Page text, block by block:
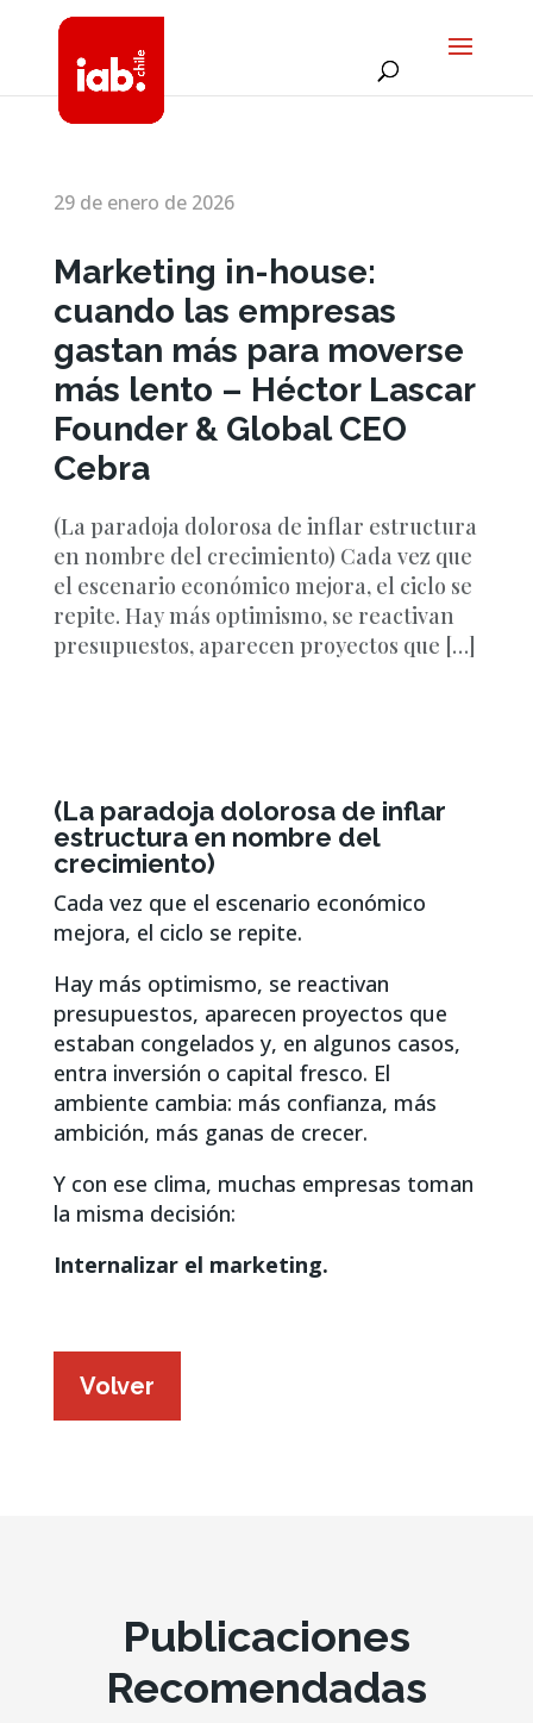
29 de enero de 2026
Marketing in-house:
cuando las empresas
gastan más para moverse
más lento – Héctor Lascar
Founder & Global CEO
Cebra
(La paradoja dolorosa de inflar estructura
en nombre del crecimiento) Cada vez que
el escenario económico mejora, el ciclo se
repite. Hay más optimismo, se reactivan
presupuestos, aparecen proyectos que […]
(La paradoja dolorosa de inflar
estructura en nombre del
crecimiento)
Cada vez que el escenario económico
mejora, el ciclo se repite.
Hay más optimismo, se reactivan
presupuestos, aparecen proyectos que
estaban congelados y, en algunos casos,
entra inversión o capital fresco. El
ambiente cambia: más confianza, más
ambición, más ganas de crecer.
Y con ese clima, muchas empresas toman
la misma decisión:
Internalizar el marketing.
Volver
Publicaciones
Recomendadas